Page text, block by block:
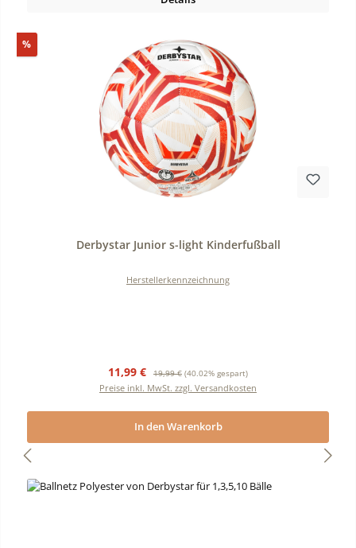
%Rabatt
Derbystar Junior s-light Kinderfußball
Herstellerkennzeichnung
Verkaufspreis:
11,99 € Regulärer Preis:
19,99 € (40.02% gespart)
Preise inkl. MwSt. zzgl. Versandkosten
In den Warenkorb